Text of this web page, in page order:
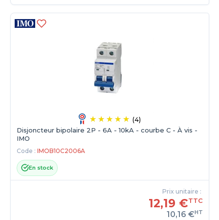
(4)
Disjoncteur bipolaire 2P - 6A - 10kA - courbe C - À vis -
IMO
Code : IMOB10C2006A
En stock
Prix unitaire :
12,19 €TTC
10,16 €HT